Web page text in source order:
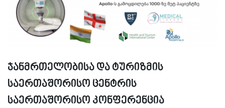
ჯანმრთელობისა და ტურიზმის
საერთაშორისო ცენტრის
საერთაშორისო კონფერენცია